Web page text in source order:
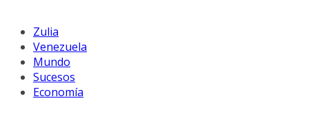
Zulia
Venezuela
Mundo
Sucesos
Economía